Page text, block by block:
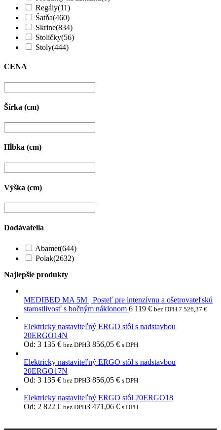
Regály(11)
Šatňa(460)
Skrine(834)
Stoličky(56)
Stoly(444)
CENA
Šírka (cm)
Hĺbka (cm)
Výška (cm)
Dodávatelia
Abamet(644)
Polak(2632)
Najlepšie produkty
MEDIBED MA 5M | Posteľ pre intenzívnu a ošetrovateľskú
starostlivosť s bočným náklonom 6 119 € bez DPH 7 526,37 €
Elektricky nastaviteľný ERGO stôl s nadstavbou
20ERGO14N
Od: 3 135 € bez DPH3 856,05 € s DPH
Elektricky nastaviteľný ERGO stôl s nadstavbou
20ERGO17N
Od: 3 135 € bez DPH3 856,05 € s DPH
Elektricky nastaviteľný ERGO stôl 20ERGO18
Od: 2 822 € bez DPH3 471,06 € s DPH